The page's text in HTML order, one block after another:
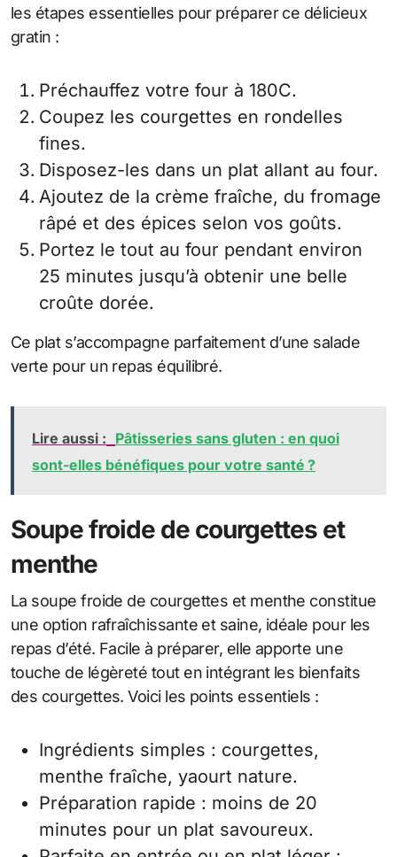
les étapes essentielles pour préparer ce délicieux
gratin :
Préchauffez votre four à 180C.
Coupez les courgettes en rondelles
fines.
Disposez-les dans un plat allant au four.
Ajoutez de la crème fraîche, du fromage
râpé et des épices selon vos goûts.
Portez le tout au four pendant environ
25 minutes jusqu’à obtenir une belle
croûte dorée.
Ce plat s’accompagne parfaitement d’une salade
verte pour un repas équilibré.
Lire aussi : Pâtisseries sans gluten : en quoi
sont-elles bénéfiques pour votre santé ?
Soupe froide de courgettes et
menthe
La soupe froide de courgettes et menthe constitue
une option rafraîchissante et saine, idéale pour les
repas d’été. Facile à préparer, elle apporte une
touche de légèreté tout en intégrant les bienfaits
des courgettes. Voici les points essentiels :
Ingrédients simples : courgettes,
menthe fraîche, yaourt nature.
Préparation rapide : moins de 20
minutes pour un plat savoureux.